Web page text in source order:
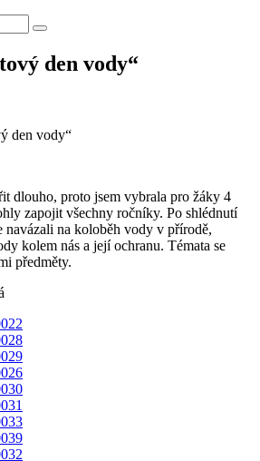
Search
den vody“
den vody“
dlouho, proto jsem vybrala pro žáky 4
zapojit všechny ročníky. Po shlédnutí
navázali na koloběh vody v přírodě,
kolem nás a její ochranu. Témata se
předměty.